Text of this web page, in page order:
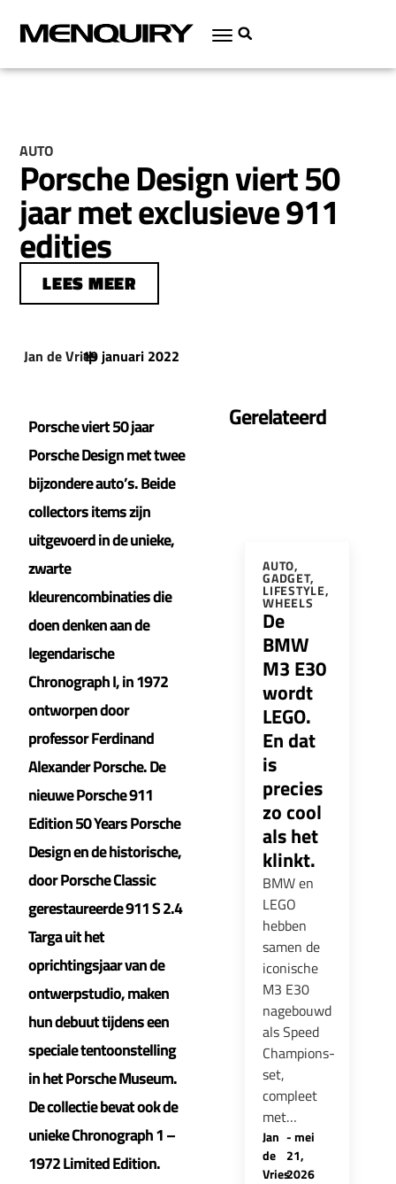
AUTO
Porsche Design viert 50
jaar met exclusieve 911
edities
LEES MEER
Jan de Vries
|
19 januari 2022
Porsche viert 50 jaar
Porsche Design met twee
bijzondere auto’s. Beide
collectors items zijn
uitgevoerd in de unieke,
zwarte
kleurencombinaties die
doen denken aan de
legendarische
Chronograph I, in 1972
ontworpen door
professor Ferdinand
Alexander Porsche. De
nieuwe Porsche 911
Edition 50 Years Porsche
Design en de historische,
door Porsche Classic
gerestaureerde 911 S 2.4
Targa uit het
oprichtingsjaar van de
ontwerpstudio, maken
hun debuut tijdens een
speciale tentoonstelling
in het Porsche Museum.
De collectie bevat ook de
unieke Chronograph 1 –
1972 Limited Edition.
Gerelateerd
AUTO,
GADGET,
LIFESTYLE,
WHEELS
De
BMW
M3 E30
wordt
LEGO.
En dat
is
precies
zo cool
als het
klinkt.
BMW en
LEGO
hebben
samen de
iconische
M3 E30
nagebouwd
als Speed
Champions-
set,
compleet
met…
Jan
de
Vries
-mei
21,
2026